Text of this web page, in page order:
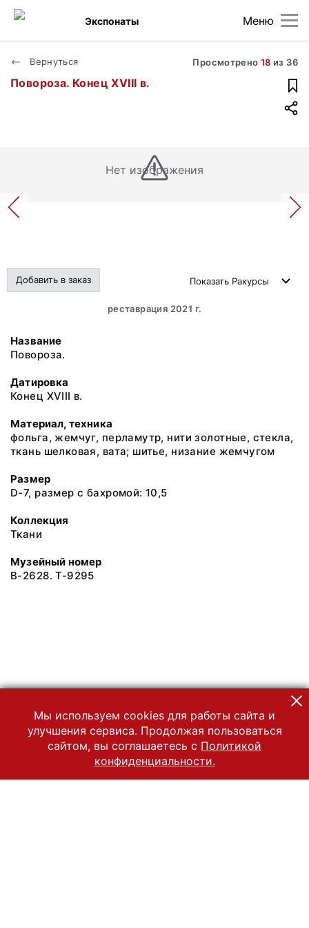
Меню
Экспонаты
Вернуться Просмотрено 18 из 36
Повороза. Конец XVIII в.
Нет изображения
Добавить в заказ Показать Ракурсы
реставрация 2021 г.
Название
Повороза.
Датировка
Конец XVIII в.
Материал, техника
фольга, жемчуг, перламутр, нити золотные, стекла,
ткань шелковая, вата; шитье, низание жемчугом
Размер
D-7, размер с бахромой: 10,5
Коллекция
Ткани
Музейный номер
В-2628. Т-9295
Мы используем cookies для работы сайта и
улучшения сервиса. Продолжая пользоваться
сайтом, вы соглашаетесь с Политикой
конфиденциальности.